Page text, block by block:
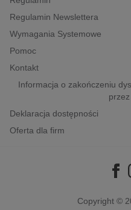
inne
popularno-naukowe
historia
Regulamin Newslettera
Wymagania Systemowe
Pomoc
Kontakt
Informacja o zakończeniu
Deklaracja dostępności
Oferta dla firm
Copyright ©